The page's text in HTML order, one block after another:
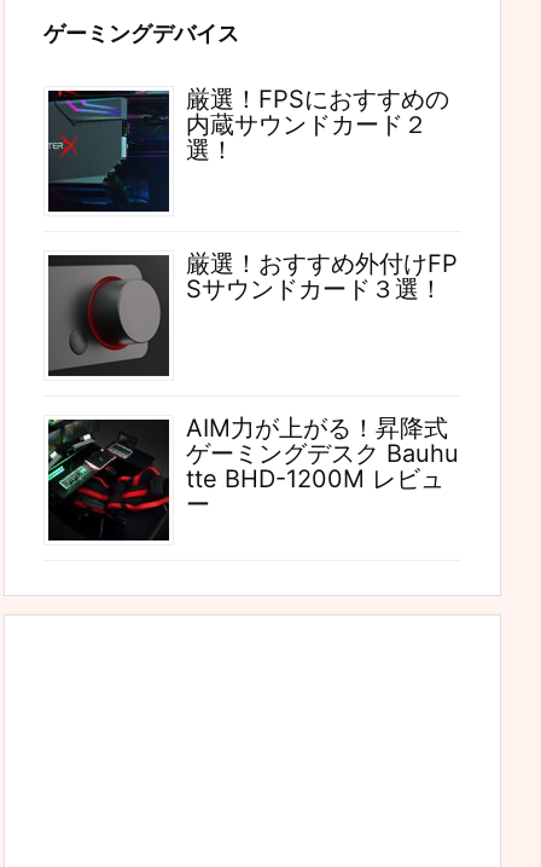
ゲーミングデバイス
厳選！FPSにおすすめの
内蔵サウンドカード２
選！
厳選！おすすめ外付けFP
Sサウンドカード３選！
AIM力が上がる！昇降式
ゲーミングデスク Bauhu
tte BHD-1200M レビュ
ー